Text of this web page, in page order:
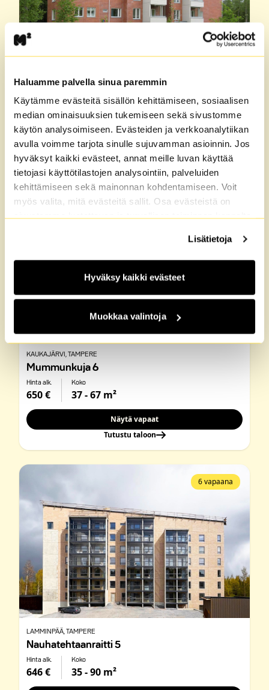
Haluamme palvella sinua paremmin
Käytämme evästeitä sisällön kehittämiseen, sosiaalisen
median ominaisuuksien tukemiseen sekä sivustomme
käytön analysoimiseen. Evästeiden ja verkkoanalytiikan
avulla voimme tarjota sinulle sujuvamman asioinnin. Jos
hyväksyt kaikki evästeet, annat meille luvan käyttää
tietojasi käyttötilastojen analysointiin, palveluiden
kehittämiseen sekä mainonnan kohdentamiseen. Voit
myös valita, mitä evästeitä sallit. Osa evästeistä on
sivustomme luotettavan ja turvallisen toiminnan kannalta
Lisätietoja
Hyväksy kaikki evästeet
Muokkaa valintoja
Hinta alk.
621 €
Koko
41 - 73 m²
Näytä vapaat
Tutustu taloon
1 vapaana
KAUKAJÄRVI , TAMPERE
Mummunkuja 6
Hinta alk.
650 €
Koko
37 - 67 m²
Näytä vapaat
Tutustu taloon
6 vapaana
LAMMINPÄÄ , TAMPERE
Nauhatehtaanraitti 5
Hinta alk.
646 €
Koko
35 - 90 m²